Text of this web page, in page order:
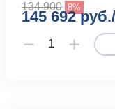
134 900 8%
145 692